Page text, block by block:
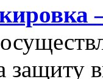
защиту